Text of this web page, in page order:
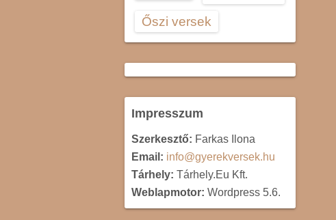
Őszi versek
Impresszum
Szerkesztő: Farkas Ilona
Email: info@gyerekversek.hu
Tárhely: Tárhely.Eu Kft.
Weblapmotor: Wordpress 5.6.